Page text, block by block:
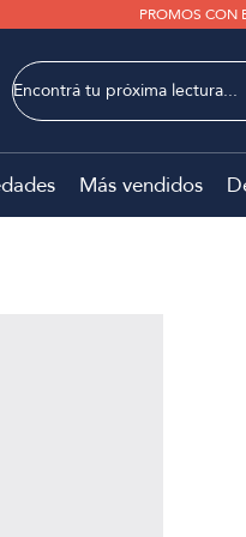
PROMOS CON
Más vendidos